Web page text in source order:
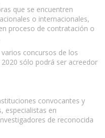
que se encuentren
o internacionales,
proceso de contratación o
concursos de los
sólo podrá ser acreedor
convocantes y
especialistas en
de reconocida